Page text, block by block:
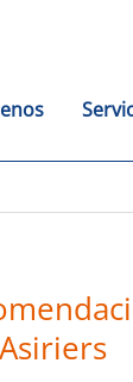
del
Centro